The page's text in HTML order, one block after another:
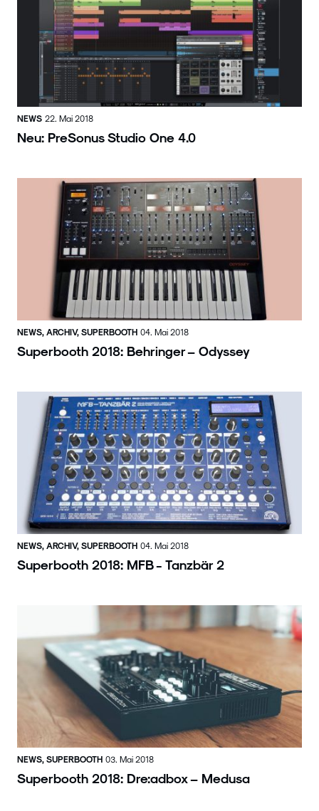
NEWS 22. Mai 2018
Neu: PreSonus Studio One 4.0
NEWS, ARCHIV, SUPERBOOTH 04. Mai 2018
Superbooth 2018: Behringer – Odyssey
NEWS, ARCHIV, SUPERBOOTH 04. Mai 2018
Superbooth 2018: MFB - Tanzbär 2
NEWS, SUPERBOOTH 03. Mai 2018
Superbooth 2018: Dre:adbox – Medusa